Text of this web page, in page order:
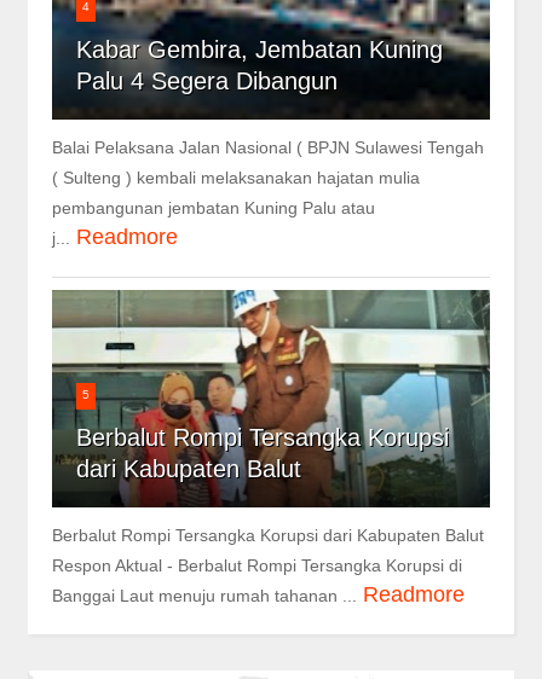
4
Kabar Gembira, Jembatan Kuning
Palu 4 Segera Dibangun
Balai Pelaksana Jalan Nasional ( BPJN Sulawesi Tengah
( Sulteng ) kembali melaksanakan hajatan mulia
pembangunan jembatan Kuning Palu atau
j...
Readmore
5
Berbalut Rompi Tersangka Korupsi
dari Kabupaten Balut
Berbalut Rompi Tersangka Korupsi dari Kabupaten Balut
Respon Aktual - Berbalut Rompi Tersangka Korupsi di
Banggai Laut menuju rumah tahanan ...
Readmore